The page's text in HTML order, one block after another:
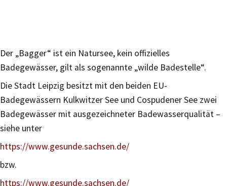
Der „Bagger“ ist ein Natursee, kein offizielles
Badegewässer, gilt als sogenannte „wilde Badestelle“.
Die Stadt Leipzig besitzt mit den beiden EU-
Badegewässern Kulkwitzer See und Cospudener See zwei
Badegewässer mit ausgezeichneter Badewasserqualität –
siehe unter
https://www.gesunde.sachsen.de/
bzw.
https://www.gesunde.sachsen.de/